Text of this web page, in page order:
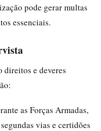
pode gerar multas
essenciais.
direitos e deveres
as Forças Armadas,
vias e certidões